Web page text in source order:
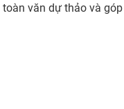
toàn văn dự thảo và